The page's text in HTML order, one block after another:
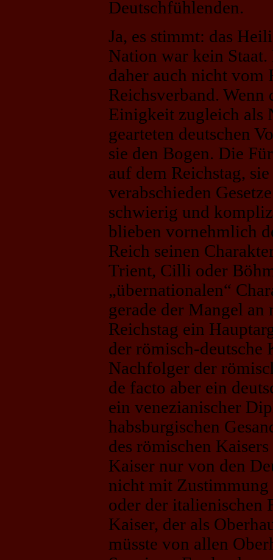
Deutschfühlenden.
Ja, es stimmt: das
Nation war kein
daher auch nicht vom
Reichsverband. Wenn
Einigkeit zugleich als
gearteten deutschen
sie den Bogen. Die
auf dem Reichstag,
verabschieden
schwierig und
blieben vornehmlich
Reich seinen
Trient, Cilli oder
„übernationalen“
gerade der Mangel
Reichstag ein
der römisch-deutsche
Nachfolger der
de facto aber ein
ein venezianischer
habsburgischen
des römischen
Kaiser nur von den
nicht mit Zustimmung
oder der italienischen
Kaiser, der als
müsste von allen